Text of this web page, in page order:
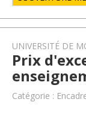
UNIVERSITÉ DE
Prix
Catégorie :